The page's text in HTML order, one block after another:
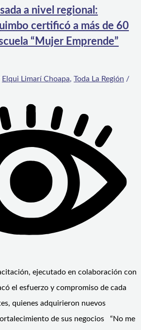
a nivel regional:
certificó a más de 60
“Mujer Emprende”
Elqui Limarí Choapa, Toda La Región /
ejecutado en colaboración con
el esfuerzo y compromiso de cada
quienes adquirieron nuevos
de sus negocios “No me